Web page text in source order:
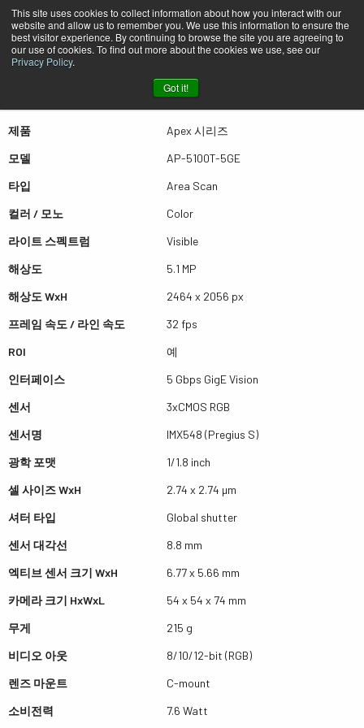
This site uses cookies to collect information about how you interact with our
website and allow us to remember you. We use this information to ensure the
best visitor experience. By continuing to browse the site you are agreeing to
our use of cookies. To find out more about the cookies we use, see our
Privacy Policy.
Got it!
퀵뷰 AP-5100T-5GE
더많은 결과를 보시려면 스크롤하세요
제품
Apex 시리즈
모델
AP-5100T-5GE
타입
Area Scan
컬러 / 모노
Color
라이트 스펙트럼
Visible
해상도
5.1 MP
해상도 WxH
2464 x 2056 px
프레임 속도 / 라인 속도
32 fps
ROI
예
인터페이스
5 Gbps GigE Vision
센서
3xCMOS RGB
센서명
IMX548 (Pregius S)
광학 포맷
1/1.8 inch
셀 사이즈 WxH
2.74 x 2.74 µm
셔터 타입
Global shutter
센서 대각선
8.8 mm
엑티브 센서 크기 WxH
6.77 x 5.66 mm
카메라 크기 HxWxL
54 x 54 x 74 mm
무게
215 g
비디오 아웃
8/10/12-bit (RGB)
렌즈 마운트
C-mount
소비전력
7.6 Watt